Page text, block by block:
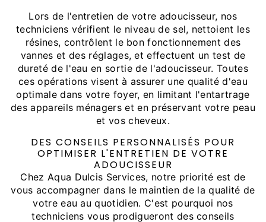
Lors de l'entretien de votre adoucisseur, nos
techniciens vérifient le niveau de sel, nettoient les
résines, contrôlent le bon fonctionnement des
vannes et des réglages, et effectuent un test de
dureté de l'eau en sortie de l'adoucisseur. Toutes
ces opérations visent à assurer une qualité d'eau
optimale dans votre foyer, en limitant l'entartrage
des appareils ménagers et en préservant votre peau
et vos cheveux.
DES CONSEILS PERSONNALISÉS POUR
OPTIMISER L'ENTRETIEN DE VOTRE
ADOUCISSEUR
Chez Aqua Dulcis Services, notre priorité est de
vous accompagner dans le maintien de la qualité de
votre eau au quotidien. C'est pourquoi nos
techniciens vous prodigueront des conseils